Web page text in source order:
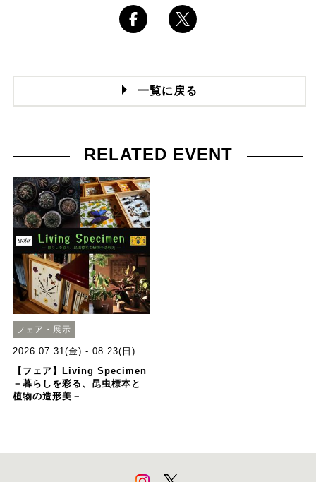
一覧に戻る
RELATED EVENT
フェア・展示
2026.07.31(金) - 08.23(日)
【フェア】Living Specimen
－暮らしを彩る、昆虫標本と
植物の造形美－